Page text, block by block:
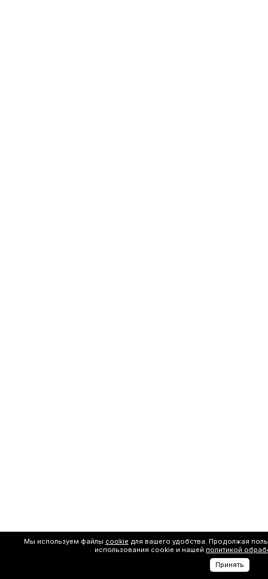
Мы используем файлы cookie для вашего удобства. Продолжая
использования cookie и нашей политикой
Принять